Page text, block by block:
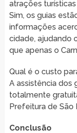
atrações
Sim, os guias
informações
cidade, ajudando
que apenas o
Qual é o custo
A assistência dos
totalmente
Prefeitura de São
Conclusão